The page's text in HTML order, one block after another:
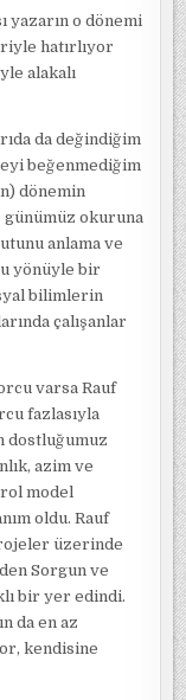
yazarın o dönemi
hatırlıyor
alakalı
da değindiğim
beğenmediğim
dönemin
günümüz okuruna
anlama ve
yönüyle bir
bilimlerin
çalışanlar
varsa Rauf
fazlasıyla
dostluğumuz
azim ve
rol model
oldu. Rauf
üzerinde
Sorgun ve
bir yer edindi.
da en az
kendisine